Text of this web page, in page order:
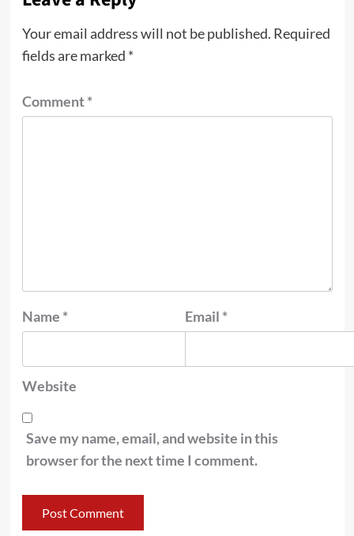
Your email address will not be published. Required
fields are marked *
Comment*
Name * Email *
Website
Save my name, email, and website in this
browser for the next time I comment.